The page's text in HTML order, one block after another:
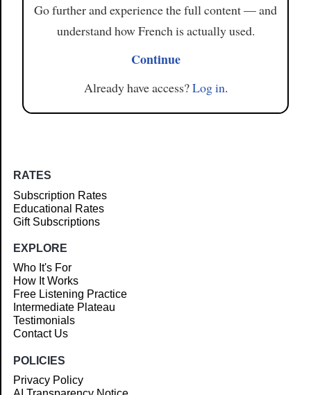
Go further and experience the full content — and
understand how French is actually used.
Continue
Already have access?Log in.
RATES
Subscription Rates
Educational Rates
Gift Subscriptions
EXPLORE
Who It's For
How It Works
Free Listening Practice
Intermediate Plateau
Testimonials
Contact Us
POLICIES
Privacy Policy